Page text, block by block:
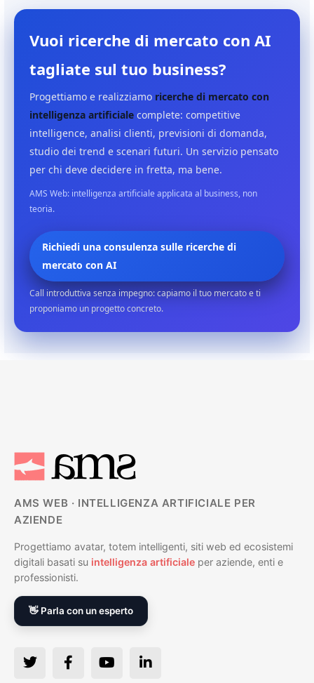
Vuoi ricerche di mercato con AI
tagliate sul tuo business?
Progettiamo e realizziamo ricerche di mercato con
intelligenza artificiale complete: competitive
intelligence, analisi clienti, previsioni di domanda,
studio dei trend e scenari futuri. Un servizio pensato
per chi deve decidere in fretta, ma bene.
AMS Web: intelligenza artificiale applicata al business, non
teoria.
Richiedi una consulenza sulle ricerche di
mercato con AI
Call introduttiva senza impegno: capiamo il tuo mercato e ti
proponiamo un progetto concreto.
AMS WEB · INTELLIGENZA ARTIFICIALE PER
AZIENDE
Progettiamo avatar, totem intelligenti, siti web ed ecosistemi
digitali basati su intelligenza artificiale per aziende, enti e
professionisti.
👋 Parla con un esperto